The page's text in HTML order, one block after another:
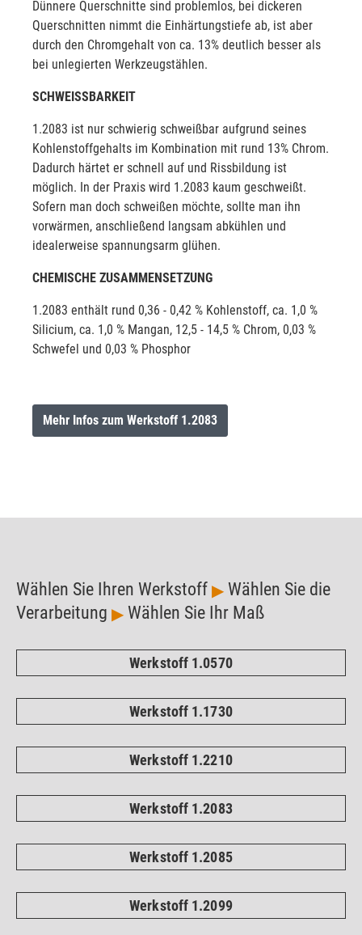
Wählen Sie Ihren Werkstoff ▶ Wählen Sie die
Verarbeitung ▶ Wählen Sie Ihr Maß
Werkstoff 1.0570
Werkstoff 1.1730
Werkstoff 1.2210
Werkstoff 1.2083
Werkstoff 1.2085
Werkstoff 1.2099
Dünnere Querschnitte sind problemlos, bei dickeren
Querschnitten nimmt die Einhärtungstiefe ab, ist aber
durch den Chromgehalt von ca. 13% deutlich besser als
bei unlegierten Werkzeugstählen.
SCHWEISSBARKEIT
1.2083 ist nur schwierig schweißbar aufgrund seines
Kohlenstoffgehalts im Kombination mit rund 13% Chrom.
Dadurch härtet er schnell auf und Rissbildung ist
möglich. In der Praxis wird 1.2083 kaum geschweißt.
Sofern man doch schweißen möchte, sollte man ihn
vorwärmen, anschließend langsam abkühlen und
idealerweise spannungsarm glühen.
CHEMISCHE ZUSAMMENSETZUNG
1.2083 enthält rund 0,36 - 0,42 % Kohlenstoff, ca. 1,0 %
Silicium, ca. 1,0 % Mangan, 12,5 - 14,5 % Chrom, 0,03 %
Schwefel und 0,03 % Phosphor
Mehr Infos zum Werkstoff 1.2083